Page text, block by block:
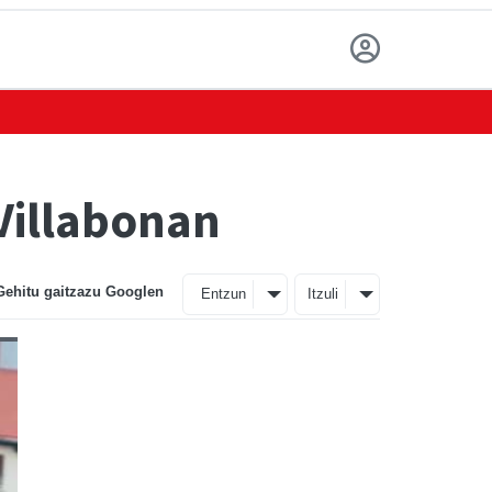
gaitzazu Googlen Entzun Itzuli